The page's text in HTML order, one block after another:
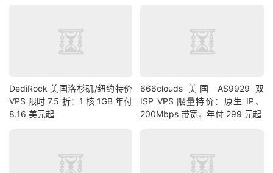
DediRock 美国洛杉矶/纽约特价
VPS 限时 7.5 折：1 核 1GB 年付
8.16 美元起
666clouds 美国 AS9929 双
ISP VPS 限量特价：原生 IP、
200Mbps 带宽，年付 299 元起